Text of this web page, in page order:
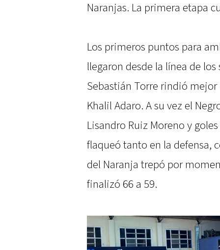
Naranjas. La primera etapa
Los primeros puntos para
llegaron desde la línea de
Sebastián Torre rindió
Khalil Adaro. A su vez el
Lisandro Ruiz Moreno y
flaqueó tanto en la defensa,
del Naranja trepó por
finalizó 66 a 59.